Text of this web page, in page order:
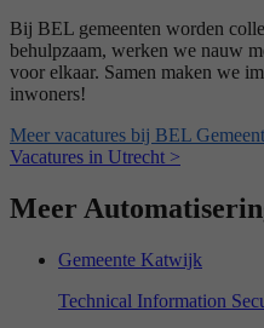
Bij BEL gemeenten worden
behulpzaam, werken we nauw
voor elkaar. Samen maken we
inwoners!
Meer vacatures bij BEL
Vacatures in Utrecht >
Meer
Gemeente Katwijk
Technical Information